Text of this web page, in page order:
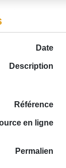
Date
Description
Référence
en ligne
Permalien